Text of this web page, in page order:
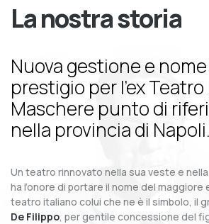
La nostra storia
Nuova gestione e
prestigio per l’ex Teatro
Maschere punto di
nella provincia di Napoli.
Un teatro rinnovato nella sua veste e
ha l’onore di portare il nome del
teatro italiano colui che ne è il simbolo, il
De Filippo, per gentile concessione del